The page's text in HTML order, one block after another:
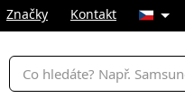
Značky Kontakt
Vyhledávání